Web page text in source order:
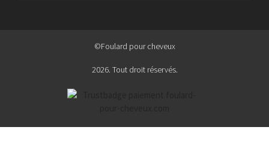
©Foulard pour cheveux
2026. Tout droit réservés.